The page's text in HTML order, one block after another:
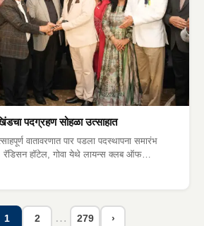
पदग्रहण सोहळा उत्साहात
वातावरणात पार पडला पदस्थापना समारंभ
: रॅडिसन हॉटेल, गोवा येथे लायन्स क्लब ऑफ…
1 2 … 279 ›